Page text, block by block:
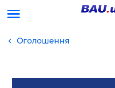
Оголошення